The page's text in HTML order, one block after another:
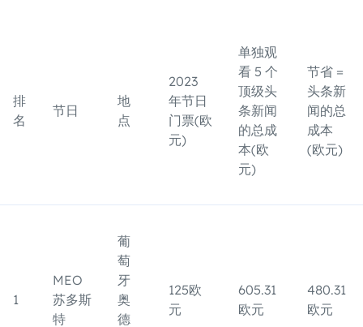
排
名
节日
地
点
2023
年节日
门票(欧
元)
单独观
看 5 个
顶级头
条新闻
的总成
本(欧
元)
节省 =
头条新
闻的总
成本
(欧元)
1
MEO
苏多斯
特
葡
萄
牙
奥
德
125欧
元
605.31
欧元
480.31
欧元